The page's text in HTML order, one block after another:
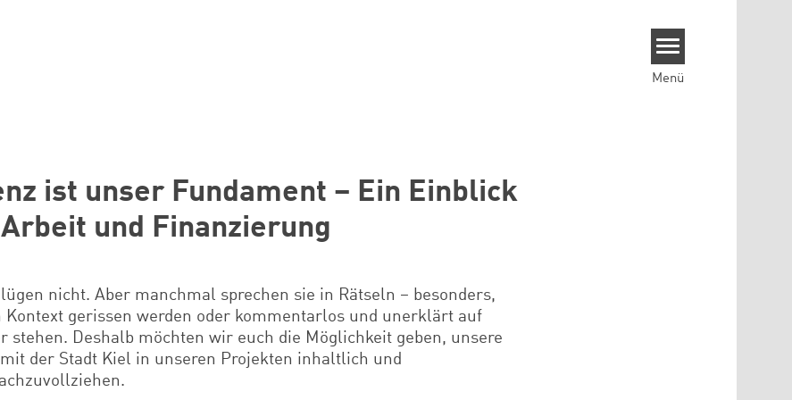
Menü
ist unser Fundament – Ein Einblick
und Finanzierung
nicht. Aber manchmal sprechen sie in Rätseln – besonders,
Kontext gerissen werden oder kommentarlos und unerklärt auf
stehen. Deshalb möchten wir euch die Möglichkeit geben, unsere
der Stadt Kiel in unseren Projekten inhaltlich und